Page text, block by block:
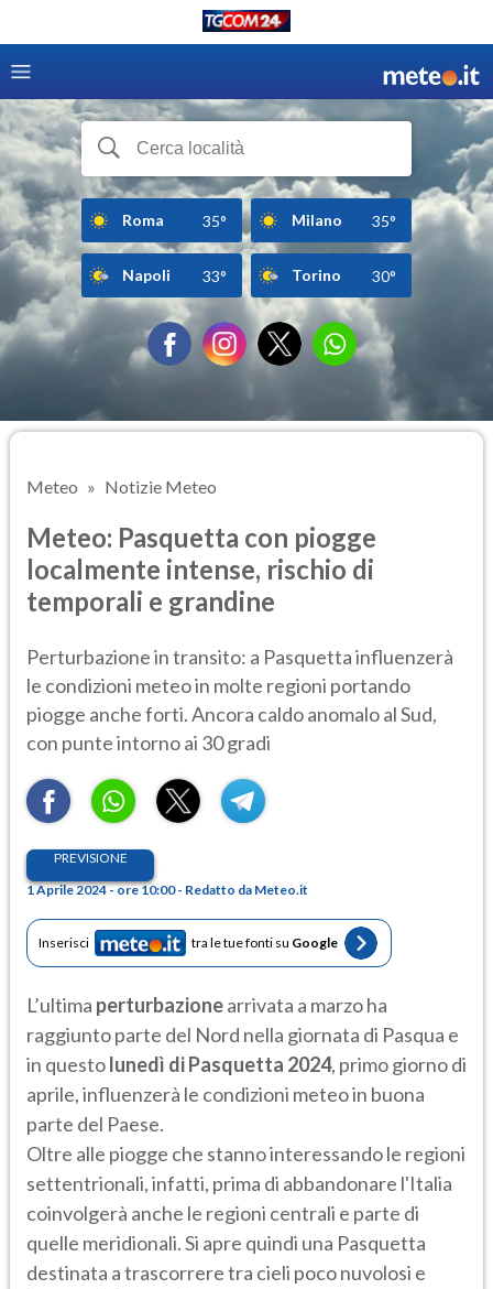
Roma 35° Milano 35°
Napoli 33° Torino 30°
Meteo Notizie Meteo
Meteo: Pasquetta con piogge
localmente intense, rischio di
temporali e grandine
Perturbazione in transito: a Pasquetta influenzerà
le condizioni meteo in molte regioni portando
piogge anche forti. Ancora caldo anomalo al Sud,
con punte intorno ai 30 gradi
PREVISIONE
1 Aprile 2024 - ore 10:00 - Redatto da Meteo.it
Inserisci tra le tue fonti su Google
L’ultima perturbazionearrivata a marzo ha
raggiunto parte del Nord nella giornata di Pasqua e
in questolunedì di Pasquetta 2024, primo giorno di
aprile, influenzerà le condizioni meteo in buona
parte del Paese.
Oltre alle piogge che stanno interessando le regioni
settentrionali, infatti, prima di abbandonare l'Italia
coinvolgerà anche le regioni centrali e parte di
quelle meridionali. Si apre quindi una Pasquetta
destinata a trascorrere tra cieli poco nuvolosi e